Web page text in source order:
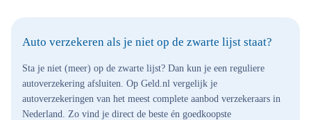
Auto verzekeren als je niet op de zwarte lijst staat?
Sta je niet (meer) op de zwarte lijst? Dan kun je een reguliere
autoverzekering afsluiten. Op Geld.nl vergelijk je
autoverzekeringen van het meest complete aanbod verzekeraars in
Nederland. Zo vind je direct de beste én goedkoopste